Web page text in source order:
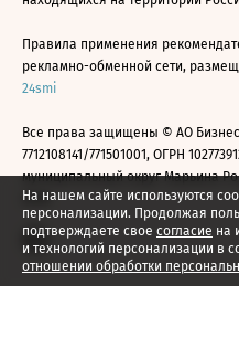
На нашем сайте используются
персонализации. Продолжая
подтверждаете свое согласие на
и технологий персонализации в
отношении обработки
Правила применения
рекламно-обменной сети,
24smi
Все права защищены © АО
7712108141/771501001, ОГРН
муниципальный округ Марьина
2026